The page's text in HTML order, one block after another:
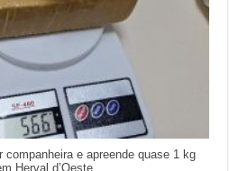
companheira e apreende quase 1 kg
Herval d’Oeste